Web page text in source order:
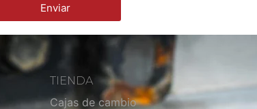
Enviar
TIENDA
Cajas de cambio